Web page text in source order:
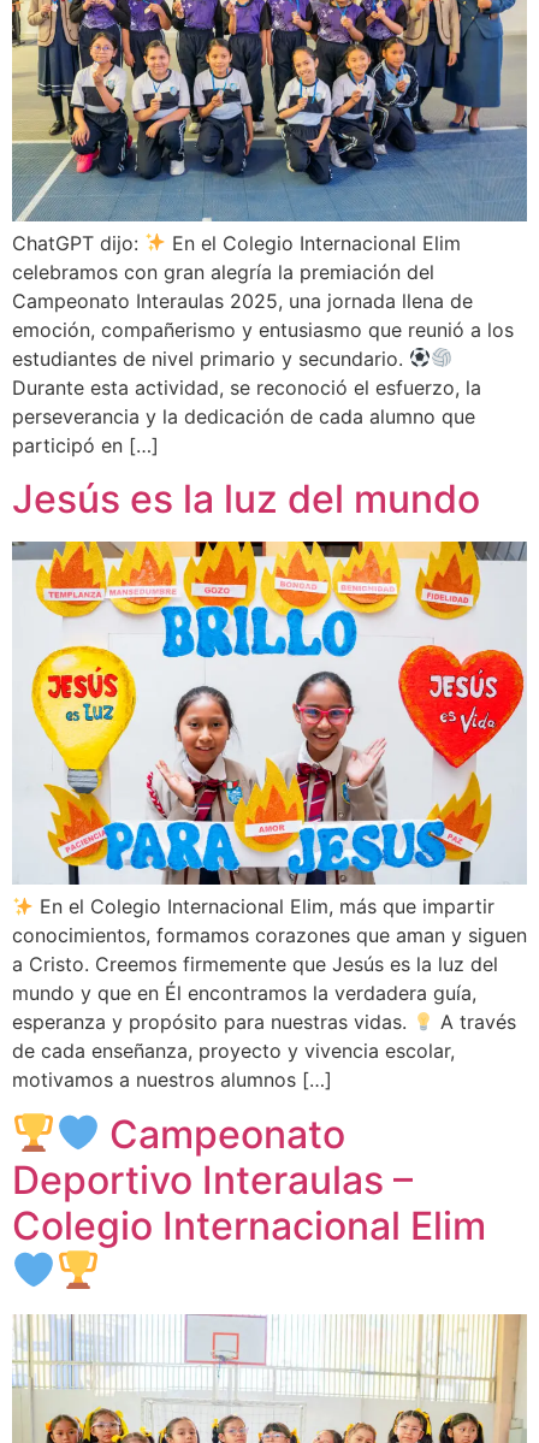
ChatGPT dijo:
En el Colegio Internacional Elim
celebramos con gran alegría la premiación del
Campeonato Interaulas 2025, una jornada llena de
emoción, compañerismo y entusiasmo que reunió a los
estudiantes de nivel primario y secundario.
Durante esta actividad, se reconoció el esfuerzo, la
perseverancia y la dedicación de cada alumno que
participó en […]
Jesús es la luz del mundo
En el Colegio Internacional Elim, más que impartir
conocimientos, formamos corazones que aman y siguen
a Cristo. Creemos firmemente que Jesús es la luz del
mundo y que en Él encontramos la verdadera guía,
esperanza y propósito para nuestras vidas.
A través
de cada enseñanza, proyecto y vivencia escolar,
motivamos a nuestros alumnos […]
Campeonato
Deportivo Interaulas –
Colegio Internacional Elim